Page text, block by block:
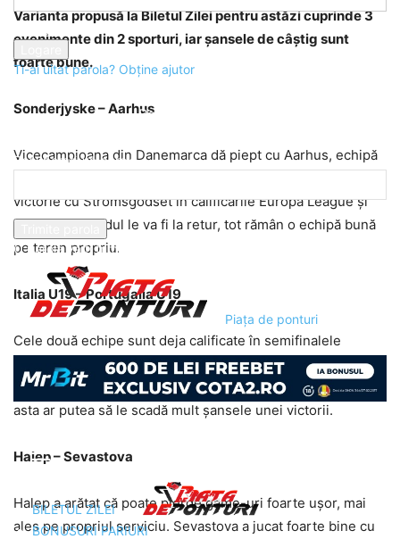
parola dvs
Ti-ai uitat parola? Obține ajutor
Recuperare parola
Recuperați-vă parola
adresa dvs de email
O parola va fi trimisă pe adresa dvs de email.
Piața de ponturi
BILETUL ZILEI
BONUSURI PARIURI
Varianta propusă la Biletul Zilei pentru astăzi cuprinde 3
evenimente din 2 sporturi, iar șansele de câștig sunt
foarte bune.
Sonderjyske – Aarhus
Vicecampioana din Danemarca dă piept cu Aarhus, echipă
victorie cu Stromsgodset în calificările Europa League și
chiar dacă gândul le va fi la retur, tot rămân o echipă bună
pe teren propriu.
Italia U19 – Portugalia U19
Cele două echipe sunt deja calificate în semifinalele
turneului, dar Portugalia are un lot mult mai bun. Italia va fi
nevoită să-și menajeze titularii, inclusiv vedeta Locatelli și
asta ar putea să le scadă mult șansele unei victorii.
Halep – Sevastova
Halep a arătat că poate pierde game-uri foarte ușor, mai
ales pe propriul serviciu. Sevastova a jucat foarte bine cu